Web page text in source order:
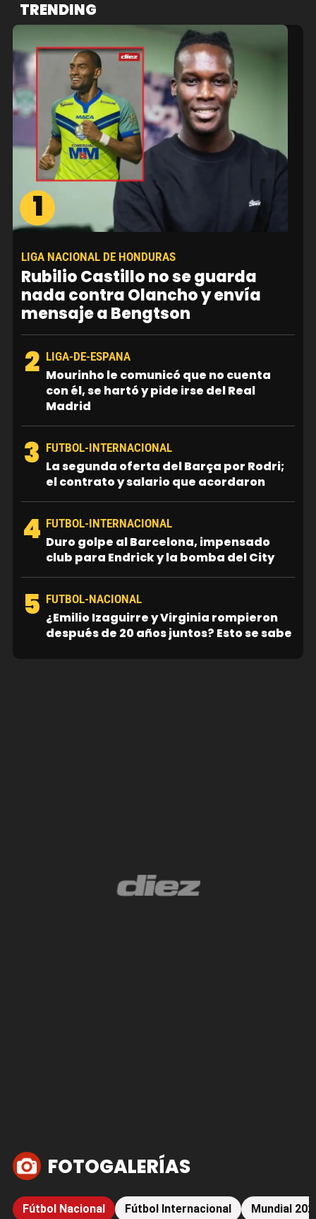
TRENDING
1
LIGA NACIONAL DE HONDURAS
Rubilio Castillo no se guarda
nada contra Olancho y envía
mensaje a Bengtson
2 LIGA-DE-ESPANA
Mourinho le comunicó que no cuenta
con él, se hartó y pide irse del Real
Madrid
3 FUTBOL-INTERNACIONAL
La segunda oferta del Barça por Rodri;
el contrato y salario que acordaron
4 FUTBOL-INTERNACIONAL
Duro golpe al Barcelona, impensado
club para Endrick y la bomba del City
5 FUTBOL-NACIONAL
¿Emilio Izaguirre y Virginia rompieron
después de 20 años juntos? Esto se sabe
FOTOGALERÍAS
Fútbol Nacional Fútbol Internacional Mundial